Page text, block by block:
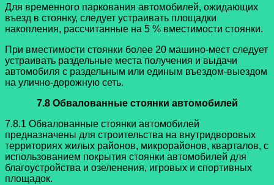
Для временного паркования автомобилей, ожидающих
въезд в стоянку, следует устраивать площадки
накопления, рассчитанные на 5 % вместимости стоянки.
При вместимости стоянки более 20 машино-мест следует
устраивать раздельные места получения и выдачи
автомобиля с раздельным или единым въездом-выездом
на улично-дорожную сеть.
7.8 Обвалованные стоянки автомобилей
7.8.1 Обвалованные стоянки автомобилей
предназначены для строительства на внутридворовых
территориях жилых районов, микрорайонов, кварталов, с
использованием покрытия стоянки автомобилей для
благоустройства и озеленения, игровых и спортивных
площадок.